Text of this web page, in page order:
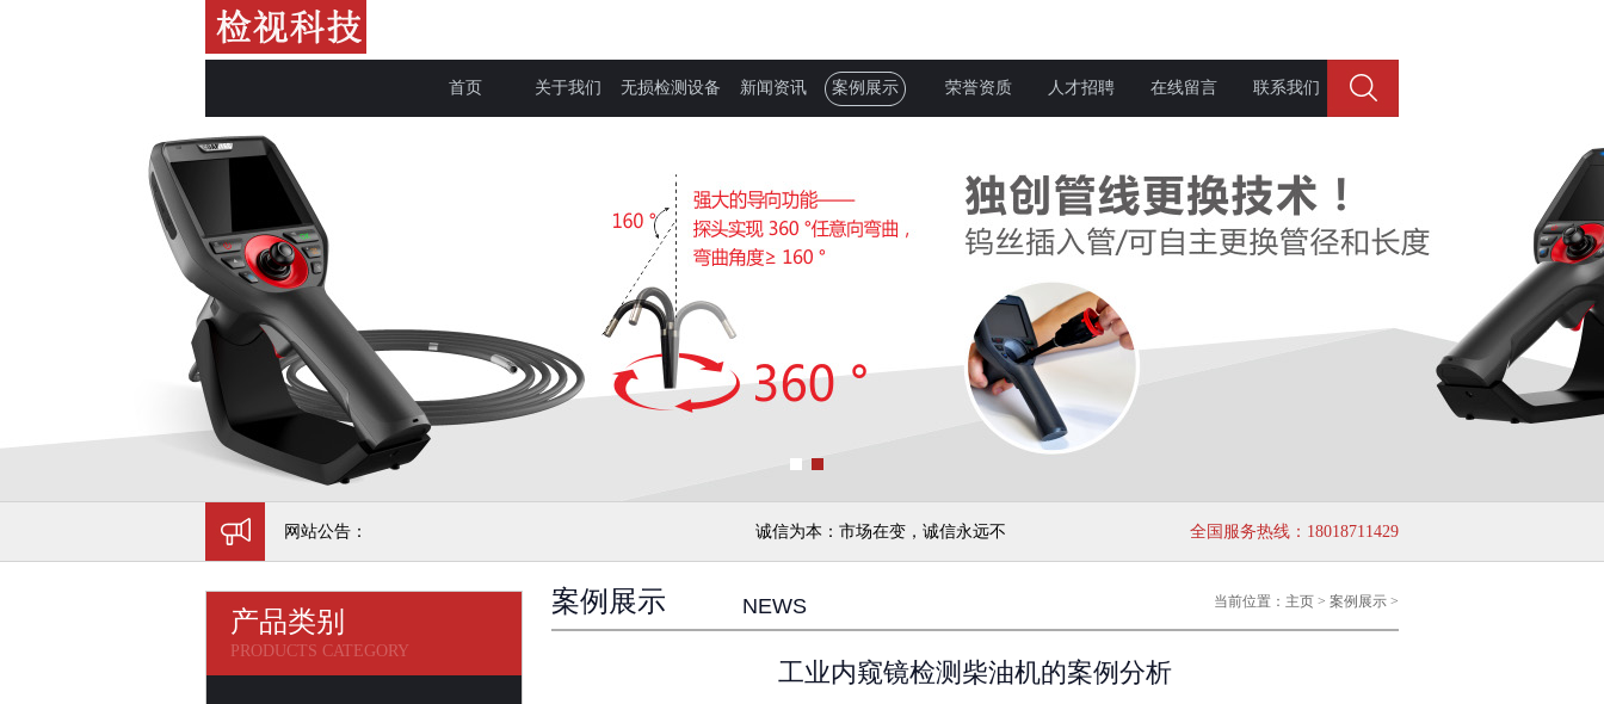
首页 关于我们 无损检测设备 新闻资讯 案例展示 荣誉资质 人才招聘 在线留言 联系我们
网站公告： 诚信为本：市场在变，诚信永远不变... 全国服务热线：18018711429
+86 18018711429
产品类别
PRODUCTS CATEGORY
案例展示 NEWS 当前位置： 主页 > 案例展示 >
工业内窥镜检测柴油机的案例分析